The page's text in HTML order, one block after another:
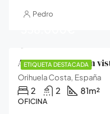
Pedro
ETIQUETA DESTACADA
Apartamento con
Orihuela Costa, España
2 2 81m²
OFICINA